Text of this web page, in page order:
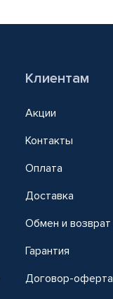
Клиентам
Акции
Контакты
Оплата
Доставка
Обмен и возврат
Гарантия
Договор-оферта